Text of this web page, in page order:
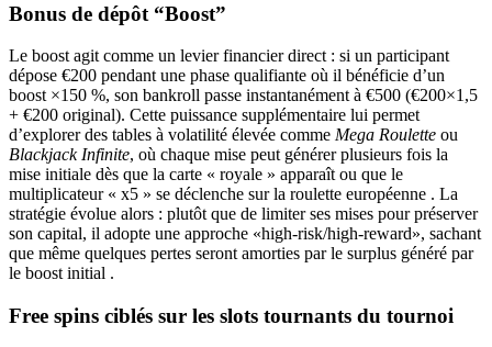
Bonus de dépôt “Boost”
Le boost agit comme un levier financier direct : si un participant
dépose €200 pendant une phase qualifiante où il bénéficie d’un
boost ×150 %, son bankroll passe instantanément à €500 (€200×1,5
+ €200 original). Cette puissance supplémentaire lui permet
d’explorer des tables à volatilité élevée comme Mega Roulette ou
Blackjack Infinite, où chaque mise peut générer plusieurs fois la
mise initiale dès que la carte « royale » apparaît ou que le
multiplicateur « x5 » se déclenche sur la roulette européenne . La
stratégie évolue alors : plutôt que de limiter ses mises pour préserver
son capital, il adopte une approche «​high‑risk/high‑reward​», sachant
que même quelques pertes seront amorties par le surplus généré par
le boost initial .
Free spins ciblés sur les slots tournants du tournoi